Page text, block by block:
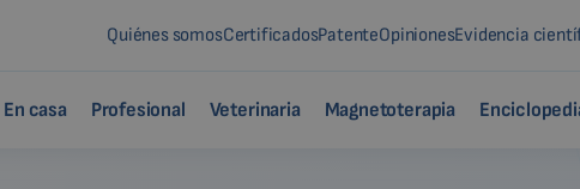
Quiénes somosCertificadosPatenteOpinionesEvidencia
En casa Profesional Veterinaria Magnetoterapia